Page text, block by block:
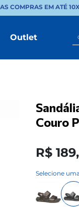
COMPRAS EM ATÉ
Outlet
Couro
R$ 189,
Selecione